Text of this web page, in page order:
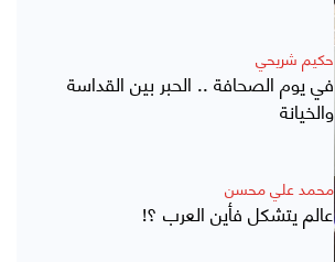
حكيم شريحي
في يوم الصحافة .. الحبر بين القداسة
والخيانة
محمد علي محسن
عالم يتشكل فأين العرب ؟!